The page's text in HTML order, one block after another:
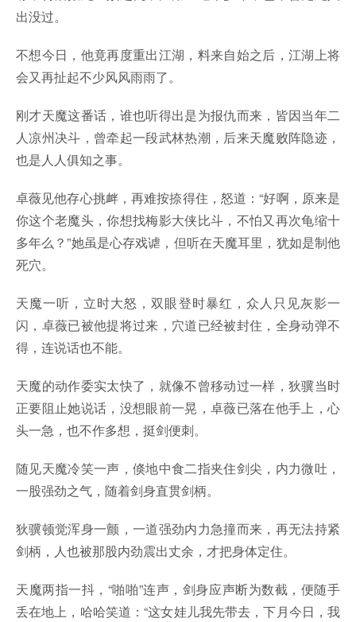
出没过。
不想今日，他竟再度重出江湖，料来自始之后，江湖上将
会又再扯起不少风风雨雨了。
刚才天魔这番话，谁也听得出是为报仇而来，皆因当年二
人凉州决斗，曾牵起一段武林热潮，后来天魔败阵隐迹，
也是人人俱知之事。
卓薇见他存心挑衅，再难按捺得住，怒道：“好啊，原来是
你这个老魔头，你想找梅影大侠比斗，不怕又再次龟缩十
多年么？”她虽是心存戏谑，但听在天魔耳里，犹如是制他
死穴。
天魔一听，立时大怒，双眼登时暴红，众人只见灰影一
闪，卓薇已被他提将过来，穴道已经被封住，全身动弹不
得，连说话也不能。
天魔的动作委实太快了，就像不曾移动过一样，狄骥当时
正要阻止她说话，没想眼前一晃，卓薇已落在他手上，心
头一急，也不作多想，挺剑便刺。
随见天魔冷笑一声，倏地中食二指夹住剑尖，内力微吐，
一股强劲之气，随着剑身直贯剑柄。
狄骥顿觉浑身一颤，一道强劲内力急撞而来，再无法持紧
剑柄，人也被那股内劲震出丈余，才把身体定住。
天魔两指一抖，“啪啪”连声，剑身应声断为数截，便随手
丢在地上，哈哈笑道：“这女娃儿我先带去，下月今日，我